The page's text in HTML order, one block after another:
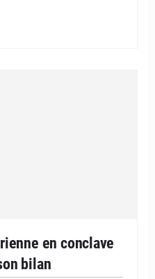
en conclave
bilan